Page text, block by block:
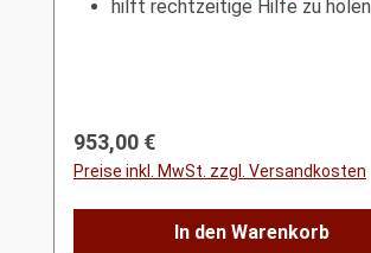
hilft rechtzeitige Hilfe zu holen
Regulärer Preis:
953,00 €
Preise inkl. MwSt. zzgl. Versandkosten
In den Warenkorb